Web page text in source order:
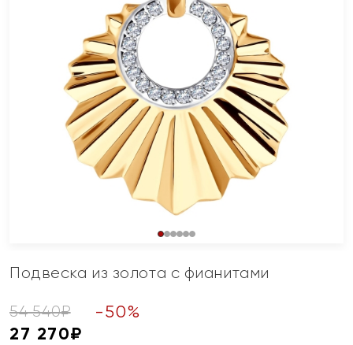
Подвеска из золота с фианитами
54 540₽ -50%
27 270₽